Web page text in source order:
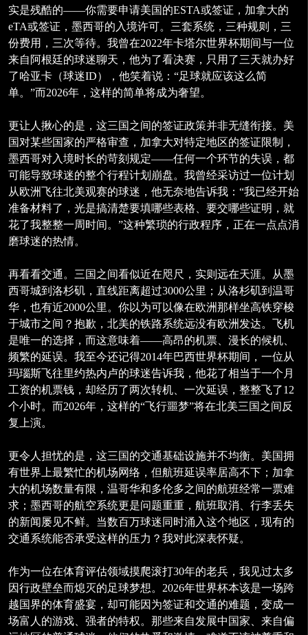
实是残酷的——你需要申请美国的ESTA或签证，加拿大的
eTA或签证，墨西哥的入境许可。三套系统，三种规则，三
份费用，三次等待。我曾在2022年卡塔尔世界杯期间与一位
来自阿根廷的球迷聊天，他为了看决赛，只用了三天就办好
了哈亚卡（球迷ID），他笑着说：“足球就应该这么简
单。”而2026年，这样的简单将成为奢望。
更让人揪心的是，这三国之间的签证政策并非无缝衔接。美
国对某些国家的严格审查，加拿大对特定地区的签证限制，
墨西哥对入境时长的苛刻规定——任何一个环节的失误，都
可能导致球迷的整个行程计划崩盘。我曾经采访过一位计划
从欧洲飞往北美观赛的球迷，他无奈地告诉我：“我已经开始
准备材料了，光是搞清楚要填哪些表格、要交哪些证明，就
花了我整整一周时间。”这种繁琐的行政程序，正在一点点消
磨球迷的热情。
再看看交通。三国之间看似近在咫尺，实则远在天涯。从墨
西哥城到洛杉矶，直线距离超过3000公里；从洛杉矶到温哥
华，也有近2000公里。你以为可以像在欧洲那样坐高铁穿梭
于城市之间？抱歉，北美的铁路系统远没有欧洲发达。飞机
是唯一的选择，而这意味着——高昂的机票、漫长的候机、
频繁的延误。我至今还记得2014年巴西世界杯期间，一位从
玛瑙斯飞往里约热内卢的球迷告诉我，他花了相当于一个月
工资的机票钱，却经历了两次转机、一次延误，整整飞了12
个小时。而2026年，这样的“飞行噩梦”将在北美三国之间反
复上演。
更令人担忧的是，这三国的交通基础设施并不均衡。美国拥
有世界上最繁忙的机场网络，但航班延误率居高不下；加拿
大的机场数量有限，温哥华和多伦多之间的航班经常一票难
求；墨西哥的航空系统更是问题重重，航班取消、行李丢失
的新闻屡见不鲜。当数百万球迷同时涌入这个地区，现有的
交通系统能否承受这样的压力？我对此深表怀疑。
作为一位在体育评估领域摸爬滚打30年的老兵，我见过太多
因行政壁垒而熄灭的足球梦想。2026年世界杯本该是一场跨
越国界的体育盛宴，却可能因为签证和交通的难题，变成一
场富人的游戏、强者的特权。那些来自发展中国家、来自偏